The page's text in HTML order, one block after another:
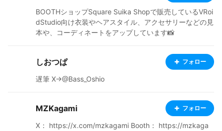
BOOTHショップSquare Suika Shopで販売しているVRoi
dStudio向け衣装やヘアスタイル、アクセサリーなどの見
本や、コーディネートをアップしています📸
しおつぱ フォロー
遅筆 X→@Bass_Oshio
MZKagami フォロー
X： https://x.com/mzkagami Booth： https://mzkaga